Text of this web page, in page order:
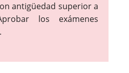
antigüedad superior a
los exámenes